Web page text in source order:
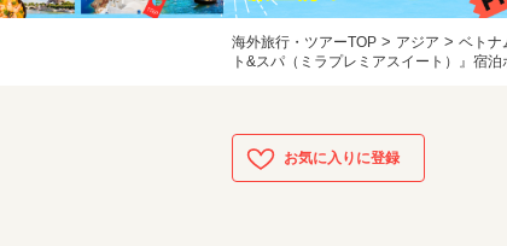
海外旅行・ツアーTOP > アジア > ベトナ
ト&スパ（ミラプレミアスイート）』宿